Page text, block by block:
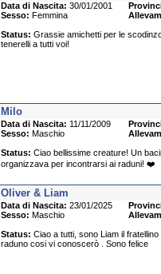
Data di Nascita: 30/01/2001
Sesso: Femmina
Status: Grassie amichetti per le
tenerelli a tutti voi!
Milo
Data di Nascita: 11/11/2009
Sesso: Maschio
Status: Ciao bellissime creature! Un
organizzava per incontrarsi ai raduni! ❤️
Oliver & Liam
Data di Nascita: 23/01/2025
Sesso: Maschio
Status: Ciao a tutti, sono Liam il
raduno cosi vi conoscerò . Sono felice